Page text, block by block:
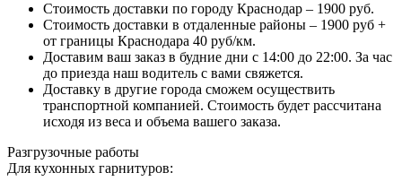
Стоимость доставки по городу Краснодар – 1900 руб.
Стоимость доставки в отдаленные районы – 1900 руб +
от границы Краснодара 40 руб/км.
Доставим ваш заказ в будние дни с 14:00 до 22:00. За час
до приезда наш водитель с вами свяжется.
Доставку в другие города сможем осуществить
транспортной компанией. Стоимость будет рассчитана
исходя из веса и объема вашего заказа.
Разгрузочные работы
Для кухонных гарнитуров: